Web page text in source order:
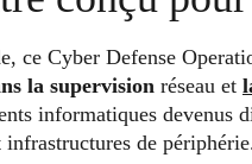
ce Cyber Defense
la supervision réseau et
informatiques devenus
infrastructures de